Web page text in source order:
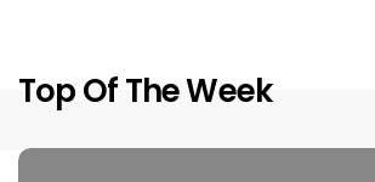
Top Of The Week